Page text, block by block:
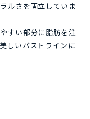
ルさを両立していま
すい部分に脂肪を注
しいバストラインに